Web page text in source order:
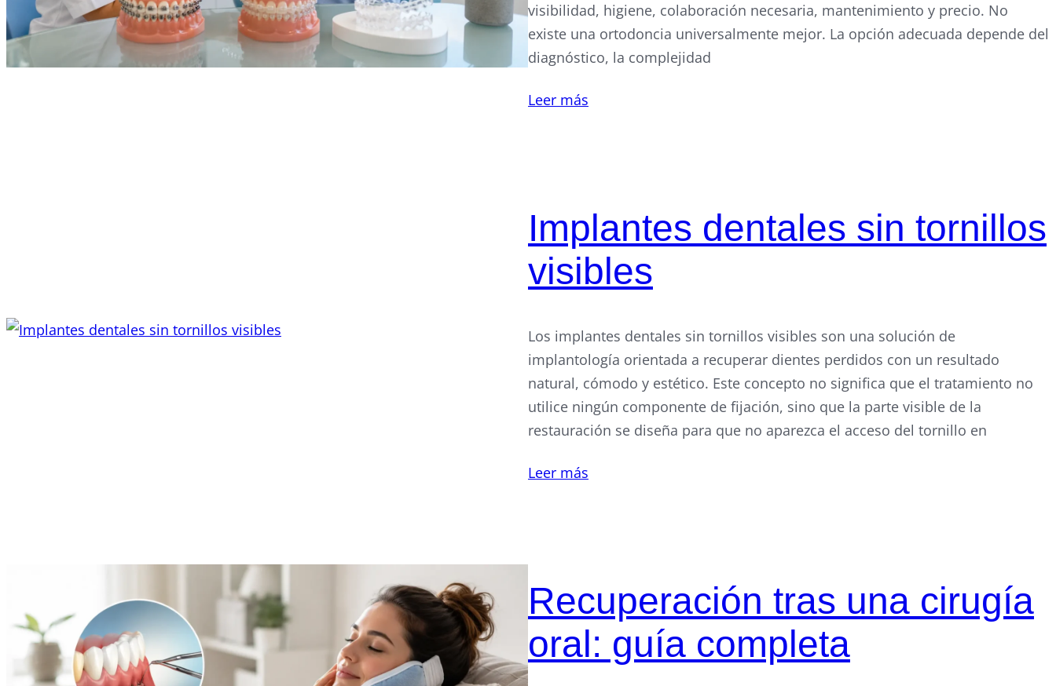
visibilidad, higiene, colaboración necesaria, mantenimiento y precio. No
existe una ortodoncia universalmente mejor. La opción adecuada depende del
diagnóstico, la complejidad
Leer más
Implantes dentales sin tornillos
visibles
Los implantes dentales sin tornillos visibles son una solución de
implantología orientada a recuperar dientes perdidos con un resultado
natural, cómodo y estético. Este concepto no significa que el tratamiento no
utilice ningún componente de fijación, sino que la parte visible de la
restauración se diseña para que no aparezca el acceso del tornillo en
Leer más
Recuperación tras una cirugía
oral: guía completa